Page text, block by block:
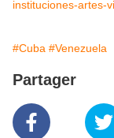
instituciones-artes-
#Cuba #Venezuela
Partager